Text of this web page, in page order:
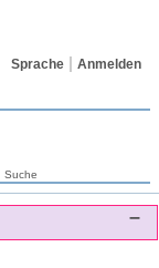
Sprache Anmelden
Suche
–